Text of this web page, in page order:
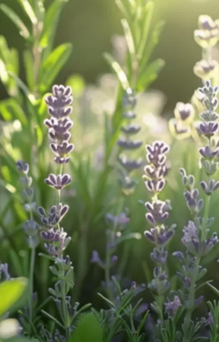
INFORMAÇÃO
O Que São Jardins Aromáticos?
Espaços planejados para cultivar plantas com
aromas incríveis. Além de perfumar, embelezam!